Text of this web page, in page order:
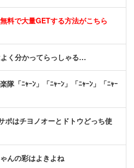
料で大量GETする方法がこちら
よく分かってらっしゃる…
隊「ﾆｬｰﾝ」「ﾆｬｰﾝ」「ﾆｬｰﾝ」「ﾆｬｰ
ポはチヨノオーとドトウどっち使
んの彩はよきよね